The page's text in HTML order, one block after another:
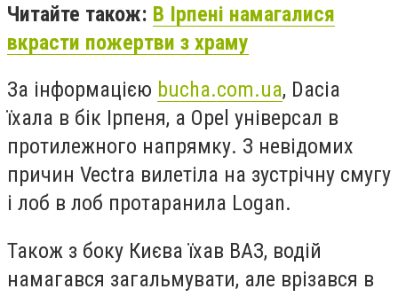
Читайте також: В Ірпені намагалися
вкрасти пожертви з храму
За інформацією bucha.com.ua, Dacia
їхала в бік Ірпеня, а Opel універсал в
протилежного напрямку. З невідомих
причин Vectra вилетіла на зустрічну смугу
і лоб в лоб протаранила Logan.
Також з боку Києва їхав ВАЗ, водій
намагався загальмувати, але врізався в